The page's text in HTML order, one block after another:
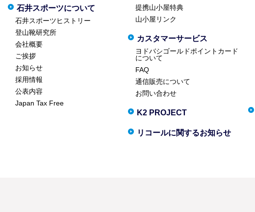
石井スポーツについて
石井スポーツヒストリー
登山靴研究所
会社概要
ご挨拶
お知らせ
採用情報
公表内容
Japan Tax Free
提携山小屋特典
山小屋リンク
カスタマーサービス
ヨドバシゴールドポイントカード
について
FAQ
通信販売について
お問い合わせ
K2 PROJECT
リコールに関するお知らせ